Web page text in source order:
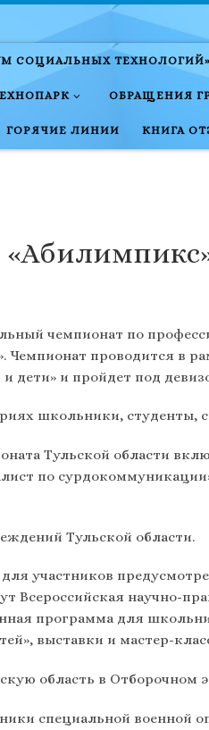
СОЦИАЛЬНЫХ ТЕХНОЛОГИЙ»
ОБРАЩЕНИЯ
ГОРЯЧИЕ ЛИНИИ КНИГА
чемпионат по
проводится в
и пройдет под
школьники, студенты,
Тульской области
по
Тульской области.
участников
Всероссийская научно-
программа для
выставки и мастер-
область в Отборочном
специальной